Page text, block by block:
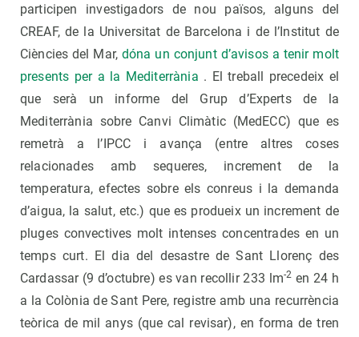
participen investigadors de nou països, alguns del
CREAF, de la Universitat de Barcelona i de l’Institut de
Ciències del Mar, dóna un conjunt d’avisos a tenir molt
presents per a la Mediterrània . El treball precedeix el
que serà un informe del Grup d’Experts de la
Mediterrània sobre Canvi Climàtic (MedECC) que es
remetrà a l’IPCC i avança (entre altres coses
relacionades amb sequeres, increment de la
temperatura, efectes sobre els conreus i la demanda
d’aigua, la salut, etc.) que es produeix un increment de
pluges convectives molt intenses concentrades en un
temps curt. El dia del desastre de Sant Llorenç des
Cardassar (9 d’octubre) es van recollir 233 lm-2 en 24 h
a la Colònia de Sant Pere, registre amb una recurrència
teòrica de mil anys (que cal revisar), en forma de tren